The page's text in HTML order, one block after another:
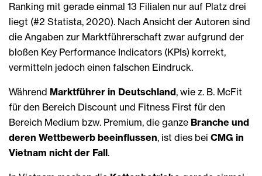
Ranking mit gerade einmal 13 Filialen nur auf Platz drei
liegt (#2 Statista, 2020). Nach Ansicht der Autoren sind
die Angaben zur Marktführerschaft zwar aufgrund der
bloßen Key Performance Indicators (KPIs) korrekt,
vermitteln jedoch einen falschen Eindruck.
Während Marktführer in Deutschland, wie z. B. McFit
für den Bereich Discount und Fitness First für den
Bereich Medium bzw. Premium, die ganze Branche und
deren Wettbewerb beeinflussen, ist dies bei CMG in
Vietnam nicht der Fall.